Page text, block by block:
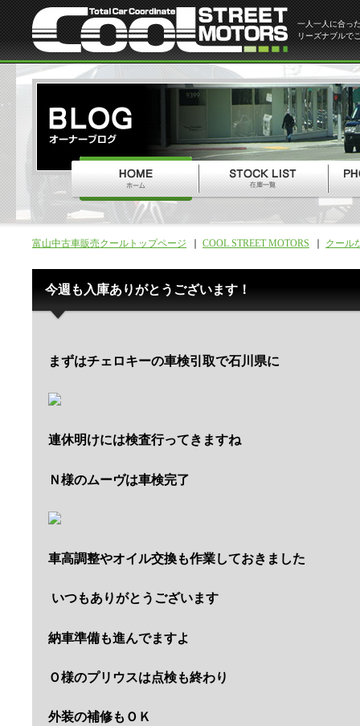
一人一人に合っ
リーズナブルで
富山中古車販売クールトップページ COOL STREET MOTORS クール
今週も入庫ありがとうございます！
まずはチェロキーの車検引取で石川県に
連休明けには検査行ってきますね
Ｎ様のムーヴは車検完了
車高調整やオイル交換も作業しておきました
いつもありがとうございます
納車準備も進んでますよ
Ｏ様のプリウスは点検も終わり
外装の補修もＯＫ